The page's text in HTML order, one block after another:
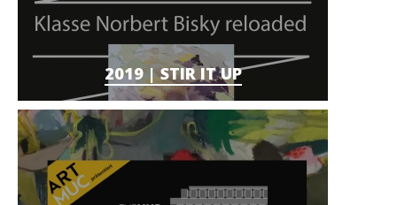
2019 | STIR IT UP